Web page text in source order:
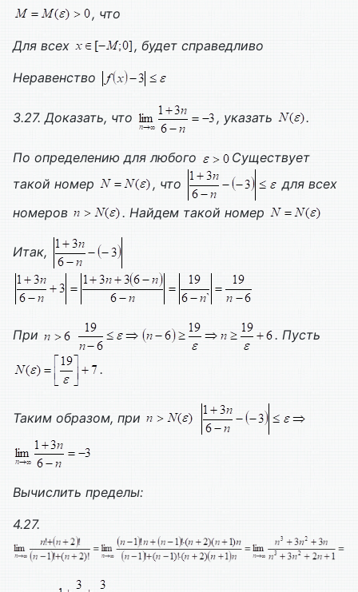
, что
Для всех , будет справедливо
Неравенство
3.27. Доказать, что , указать .
По определению для любого
Существует
такой номер
, что
для всех
номеров
. Найдем такой номер
Итак,
При . Пусть
.
Таким образом, при
Вычислить пределы:
4.27.